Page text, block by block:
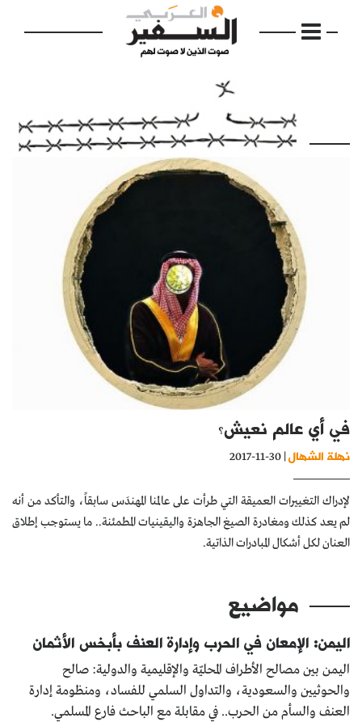
إفتتاحية
الأرشيف
في أي عالم نعيش؟
نهلة الشهال| 30-11-2017
لإدراك التغييرات العميقة التي طرأت على عالمنا المهندَس سابقاً، والتأكد من أنه
لم يعد كذلك ومغادرة الصيغ الجاهزة واليقينيات المطمئنة.. ما يستوجب إطلاق
العنان لكل أشكال المبادرات الذاتية.
مواضيع
اليمن: الإمعان في الحرب وإدارة العنف بأبخس الأثمان
اليمن بين مصالح الأطراف المحليّة والإقليمية والدولية: صالح
والحوثيين والسعودية، والتداول السلمي للفساد، ومنظومة إدارة
العنف والسأم من الحرب.. في مقابلة مع الباحث فارع المسلمي.